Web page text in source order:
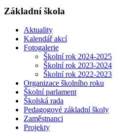
Základní škola
Aktuality
Kalendář akcí
Fotogalerie
Školní rok 2024-2025
Školní rok 2023-2024
Školní rok 2022-2023
Organizace školního roku
Školní parlament
Školská rada
Pedagogové základní školy
Zaměstnanci
Projekty